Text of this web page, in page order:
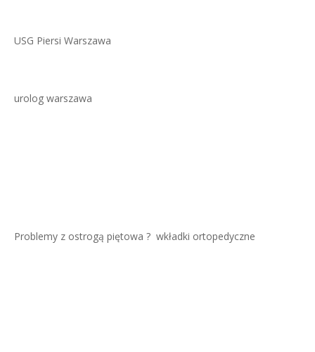
USG Piersi Warszawa
urolog warszawa
Problemy z ostrogą piętowa ? wkładki ortopedyczne